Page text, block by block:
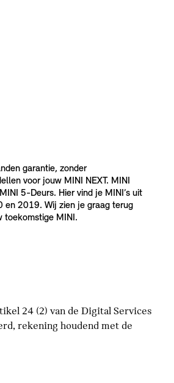
garantie, zonder
voor jouw MINI NEXT. MINI
5-Deurs. Hier vind je MINI’s uit
2019. Wij zien je graag terug
toekomstige MINI.
24 (2) van de Digital Services
rekening houdend met de